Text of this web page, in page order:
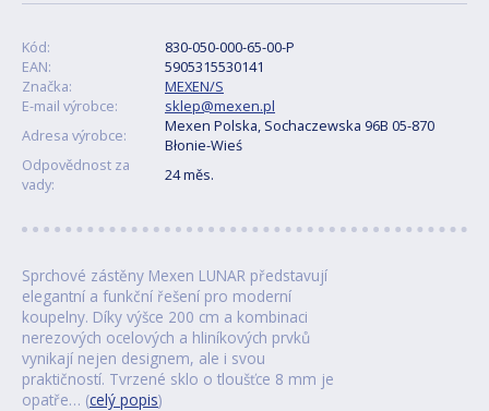
Kód:
830-050-000-65-00-P
EAN:
5905315530141
Značka:
MEXEN/S
E-mail výrobce:
sklep@mexen.pl
Adresa výrobce:
Mexen Polska, Sochaczewska 96B 05-870
Błonie-Wieś
Odpovědnost za
vady:
24 měs.
Sprchové zástěny Mexen LUNAR představují
elegantní a funkční řešení pro moderní
koupelny. Díky výšce 200 cm a kombinaci
nerezových ocelových a hliníkových prvků
vynikají nejen designem, ale i svou
praktičností. Tvrzené sklo o tloušťce 8 mm je
opatře… (celý popis)